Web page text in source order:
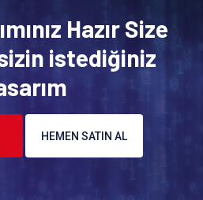
Hazır Size
istediğiniz
HEMEN SATIN AL